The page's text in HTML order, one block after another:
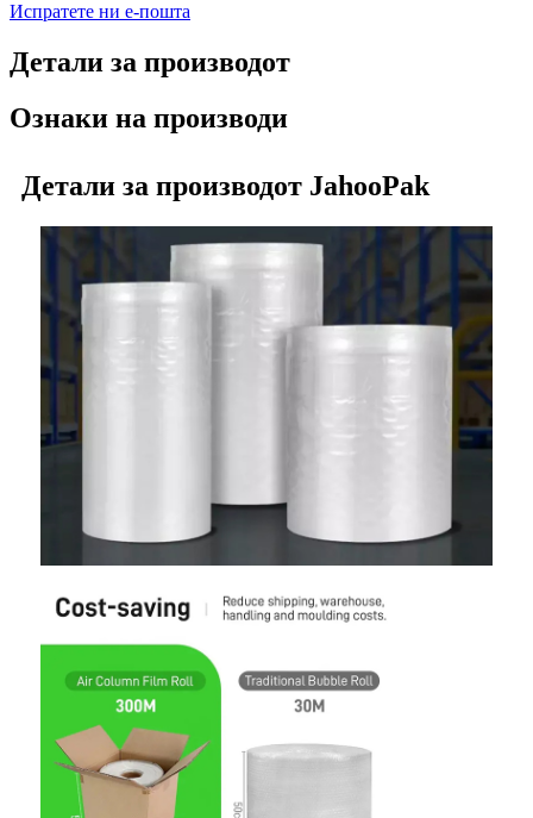
Испратете ни е-пошта
Детали за производот
Ознаки на производи
Детали за производот JahooPak